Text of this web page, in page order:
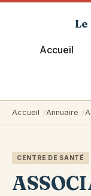
Accueil
Accueil Annuaire
CENTRE DE SANTÉ